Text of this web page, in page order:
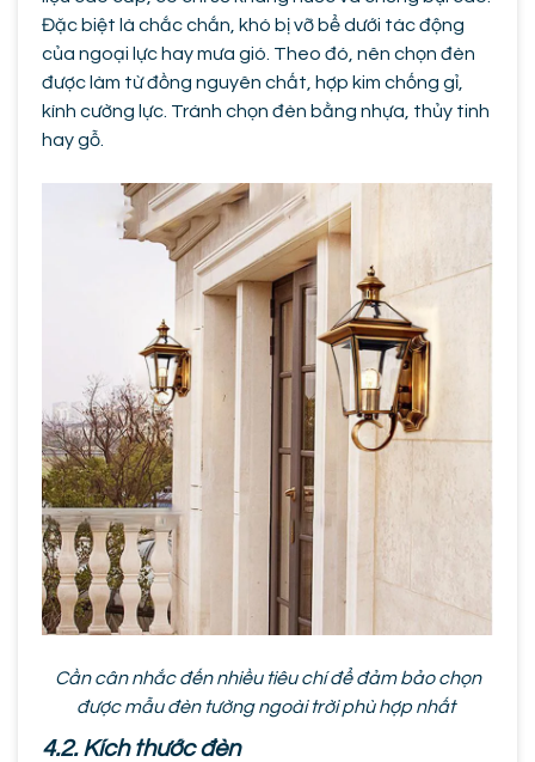
Đặc biệt là chắc chắn, khó bị vỡ bể dưới tác động
của ngoại lực hay mưa gió. Theo đó, nên chọn đèn
được làm từ đồng nguyên chất, hợp kim chống gỉ,
kính cường lực. Tránh chọn đèn bằng nhựa, thủy tinh
hay gỗ.
Cần cân nhắc đến nhiều tiêu chí để đảm bảo chọn
được mẫu đèn tường ngoài trời phù hợp nhất
4.2. Kích thước đèn